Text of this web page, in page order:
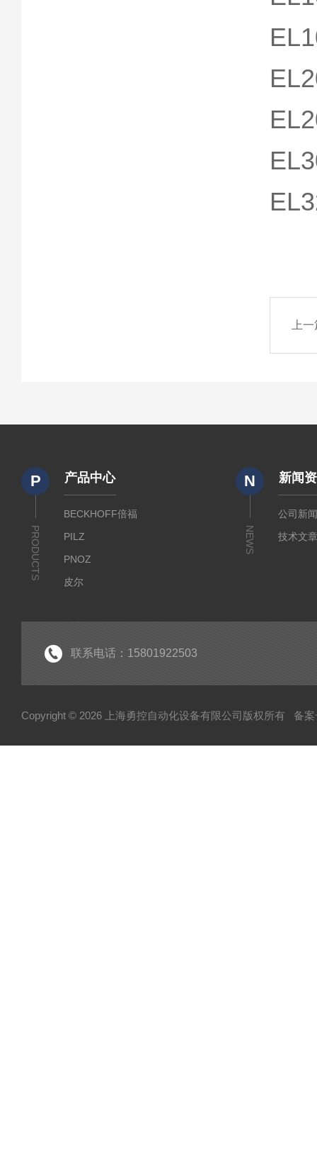
上
P
PRODUCTS
产品中心
BECKHOFF倍福
PILZ
PNOZ
皮尔
EK
WAGO
N
NEWS
新闻
公司新
技术文
联系电话：15801922503
Copyright © 2026 上海勇控自动化设备有限公司版权所有 备案